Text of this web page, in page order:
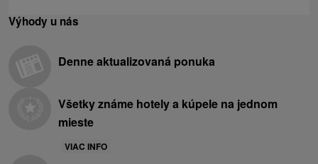
Výhody u nás
Denne aktualizovaná ponuka
Všetky známe hotely a kúpele na jednom
mieste
VIAC INFO